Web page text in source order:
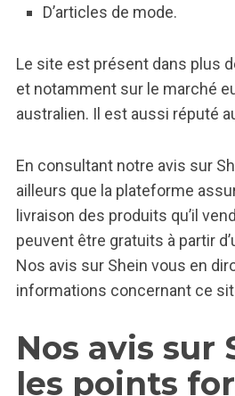
D’articles de mode.
Le site est présent dans plus
et notamment sur le marché
australien. Il est aussi réputé
En consultant notre avis sur
ailleurs que la plateforme
livraison des produits qu’il
peuvent être gratuits à partir
Nos avis sur Shein vous en
informations concernant ce
Nos avis sur
les points